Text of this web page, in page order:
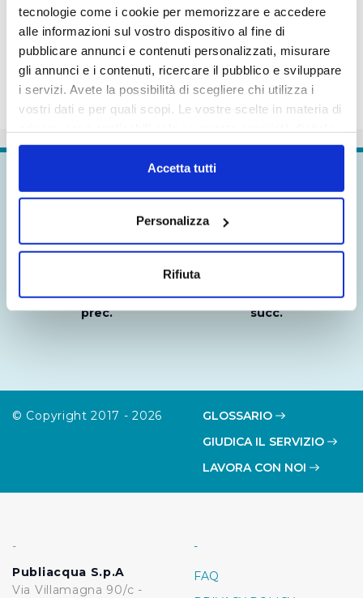
tecnologie come i cookie per memorizzare e accedere
alle informazioni sul vostro dispositivo al fine di
pubblicare annunci e contenuti personalizzati, misurare
gli annunci e i contenuti, ricercare il pubblico e sviluppare
i servizi. Avete la possibilità di scegliere chi utilizza i
vostri dati e per quali scopi. Le vostre scelte in materia di
in cui avete effettuato le vostre scelte. È possibile
modificare o revocare il proprio consenso in qualsiasi
momento dalla Dichiarazione sui cookie o facendo clic
Con il tuo consenso, vorremmo anche:
raccogliere informazioni sulla tua posizione
modificare o ritirare il tuo consenso in qualsiasi momento
cookie possono essere inoltre utilizzati per analizzare il
Accetta tutti
Personalizza
Rifiuta
Notizia
prec.
Notizia
succ.
© Copyright 2017 - 2026
GLOSSARIO
GIUDICA IL SERVIZIO
LAVORA CON NOI
-
Publiacqua S.p.A
Via Villamagna 90/c -
-
FAQ